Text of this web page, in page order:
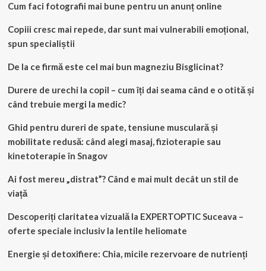
Cum faci fotografii mai bune pentru un anunț online
Copiii cresc mai repede, dar sunt mai vulnerabili emoțional,
spun specialiștii
De la ce firmă este cel mai bun magneziu Bisglicinat?
Durere de urechi la copil – cum îți dai seama când e o otită și
când trebuie mergi la medic?
Ghid pentru dureri de spate, tensiune musculară și
mobilitate redusă: când alegi masaj, fizioterapie sau
kinetoterapie în Snagov
Ai fost mereu „distrat”? Când e mai mult decât un stil de
viață
Descoperiți claritatea vizuală la EXPERTOPTIC Suceava –
oferte speciale inclusiv la lentile heliomate
Energie și detoxifiere: Chia, micile rezervoare de nutrienți